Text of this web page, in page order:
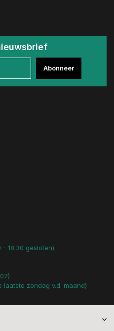
Abonneer
- 18:30 gesloten)
laatste zondag v.d. maand)